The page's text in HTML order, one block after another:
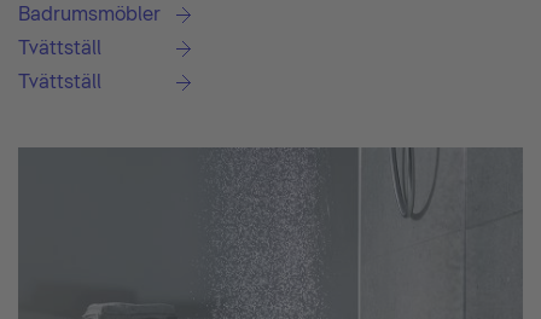
Badrumsmöbler
Tvättställ
Tvättställ